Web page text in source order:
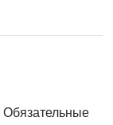
Обязательные